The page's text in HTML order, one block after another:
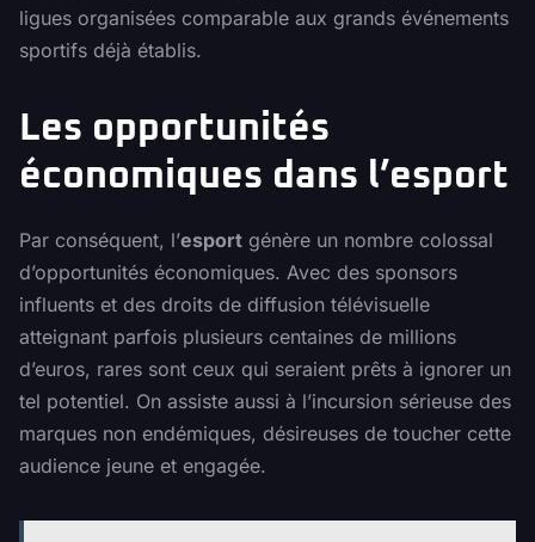
ligues organisées comparable aux grands événements
sportifs déjà établis.
Les opportunités
économiques dans l’esport
Par conséquent, l’esport génère un nombre colossal
d’opportunités économiques. Avec des sponsors
influents et des droits de diffusion télévisuelle
atteignant parfois plusieurs centaines de millions
d’euros, rares sont ceux qui seraient prêts à ignorer un
tel potentiel. On assiste aussi à l’incursion sérieuse des
marques non endémiques, désireuses de toucher cette
audience jeune et engagée.